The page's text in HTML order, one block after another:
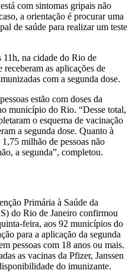
com sintomas gripais não
a orientação é procurar uma
de saúde para realizar um teste
11h, na cidade do Rio de
receberam as aplicações de
com a segunda dose.
estão com doses da
município do Rio. “Desse total,
o esquema de vacinação
a segunda dose. Quanto à
milhão de pessoas não
a segunda”, completou.
Primária à Saúde da
do Rio de Janeiro confirmou
feira, aos 92 municípios do
para a aplicação da segunda
pessoas com 18 anos ou mais.
as vacinas da Pfizer, Janssen
do imunizante.